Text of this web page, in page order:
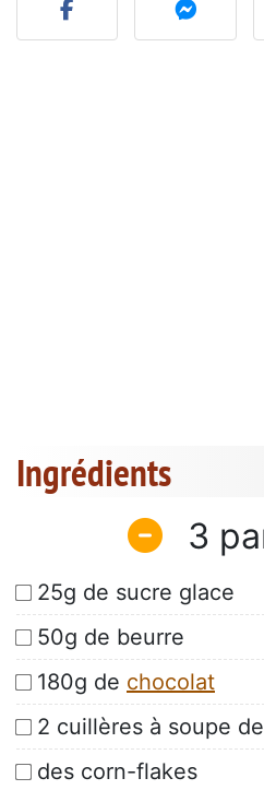
Ingrédients
3
25g de sucre glace
50g de beurre
180g de chocolat
2 cuillères à soupe de
des corn-flakes